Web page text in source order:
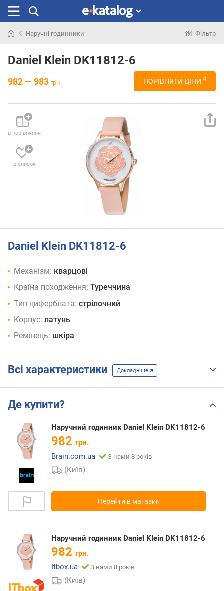
раніше
Наручні годинники Фільтр
Daniel Klein DK11812-6
982 — 983 грн. ПОРІВНЯТИ ЦІНИ 4
в порівняння
в список
Daniel Klein DK11812-6
Механізм: кварцові
Країна походження: Туреччина
Тип циферблата: стрілочний
Корпус: латунь
Ремінець: шкіра
Всі характеристики Докладніше
Де купити?
Наручний годинник Daniel Klein DK11812-6
982 грн.
Brain.com.ua
З нами 8 років
(Київ)
Перейти в магазин
Наручний годинник Daniel Klein DK11812-6
982 грн.
Itbox.ua
З нами 8 років
(Київ)